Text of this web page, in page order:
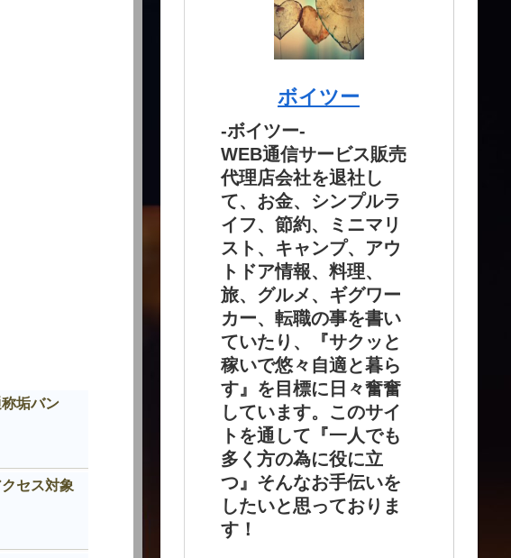
垢バン
セス対象
ボイツー
-ボイツー-
WEB通信サービス販売
代理店会社を退社し
て、お金、シンプルラ
イフ、節約、ミニマリ
スト、キャンプ、アウ
トドア情報、料理、
旅、グルメ、ギグワー
カー、転職の事を書い
ていたり、『サクッと
稼いで悠々自適と暮ら
す』を目標に日々奮奮
しています。このサイ
トを通して『一人でも
多く方の為に役に立
つ』そんなお手伝いを
したいと思っておりま
す！